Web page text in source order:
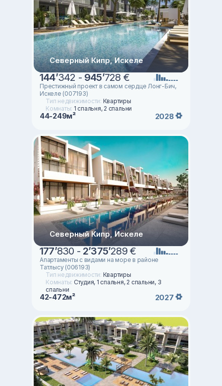
Северный Кипр, Искеле
144’342 - 945’728 €
Престижный проект в самом сердце Лонг-Бич,
Искеле (007193)
Тип недвижимости: Квартиры
Комнаты: 1 спальня, 2 спальни
44-249м² 2028
Северный Кипр, Искеле
177’830 - 2’375’289 €
Апартаменты с видами на море в районе
Татлысу (006193)
Тип недвижимости: Квартиры
Комнаты: Студия, 1 спальня, 2 спальни, 3
спальни
42-472м² 2027